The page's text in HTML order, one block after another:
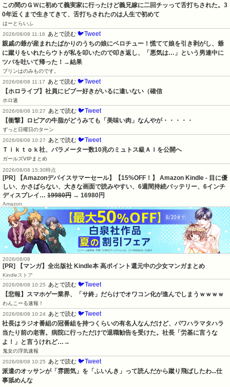
この間のＧＷに初めて義実家に行ったけど義兄嫁に二回チッって舌打ちされた。3
0年近くまで生きてきて、舌打ちされたのは人生で初めて
はーとらいふ
2026/08/08 11:16
あとで読む 🐦Tweet
親戚の爺が産まれたばかりのうちの娘にベロチュー！慌てて娘を引き剥がし、爺
に蹴りをいれたらウトが私を叩いたので叩き返し、「悪気は…」という男連中に
ツバを吐いて帰った！→結果
プリンはのみものです。
2026/08/08 11:17
あとで読む 🐦Tweet
【ホロライブ】社員にビブー好きがいるに違いない（確信
ホロ速
2026/08/08 10:27
あとで読む 🐦Tweet
【衝撃】ロピアの牛脂がどうみても「美味い肉」なんやが・・・・・
ずっと日曜日のターン
2026/08/08 10:27
あとで読む 🐦Tweet
Ｔｉｋｔｏｋ社、パラメーター数10兆のミュトス級ＡＩを公開へ
ガールズVIPまとめ
2026/08/08 15:30時点
[PR] 【Amazonデバイスサマーセール】【15%OFF！】 Amazon Kindle - 目に優
しい、かさばらない、大きな画面で読みやすい、6週間持続バッテリー、6インチ
ディスプレイ… 19980円 → 16980円
Amazon
2026/08/08
[PR] 【マンガ】全出版社 Kindle本 高ポイント還元中の少女マンガまとめ
Kindleストア
2026/08/08 10:25
あとで読む 🐦Tweet
【悲報】スマホゲー業界、「サ終」だらけでオワコン化が進んでしまうｗｗｗｗ
わんこーる速報！
2026/08/08 10:24 あとで読む 🐦Tweet
社長はラジオ番組の冠番組を持つくらいの有名人なんだけど、パワハラマタハラ
当たり前の老害。病院に行っただけで退職勧告を受けた。社長「労基に言うな
よ！」と言うけれど…→
鬼女の浮気速報
2026/08/08 10:25
あとで読む 🐦Tweet
派遣のオッサンが「雰囲気」を「ふいんき」って読んだから蹴り飛ばしたわ...仕
事舐めんな